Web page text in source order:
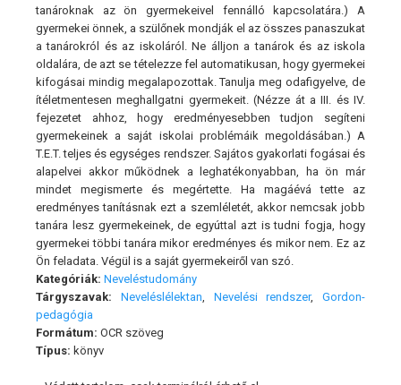
tanároknak az ön gyermekeivel fennálló kapcsolatára.) A
gyermekei önnek, a szülőnek mondják el az összes panaszukat
a tanárokról és az iskoláról. Ne álljon a tanárok és az iskola
oldalára, de azt se tételezze fel automatikusan, hogy gyermekei
kifogásai mindig megalapozottak. Tanulja meg odafigyelve, de
ítéletmentesen meghallgatni gyermekeit. (Nézze át a III. és IV.
fejezetet ahhoz, hogy eredményesebben tudjon segíteni
gyermekeinek a saját iskolai problémáik megoldásában.) A
T.E.T. teljes és egységes rendszer. Sajátos gyakorlati fogásai és
alapelvei akkor működnek a leghatékonyabban, ha ön már
mindet megismerte és megértette. Ha magáévá tette az
eredményes tanításnak ezt a szemléletét, akkor nemcsak jobb
tanára lesz gyermekeinek, de egyúttal azt is tudni fogja, hogy
gyermekei többi tanára mikor eredményes és mikor nem. Ez az
Ön feladata. Végül is a saját gyermekeiről van szó.
Kategóriák: Neveléstudomány
Tárgyszavak:
Neveléslélektan Nevelési rendszer, Gordon-
pedagógia
Formátum: OCR szöveg
Típus: könyv